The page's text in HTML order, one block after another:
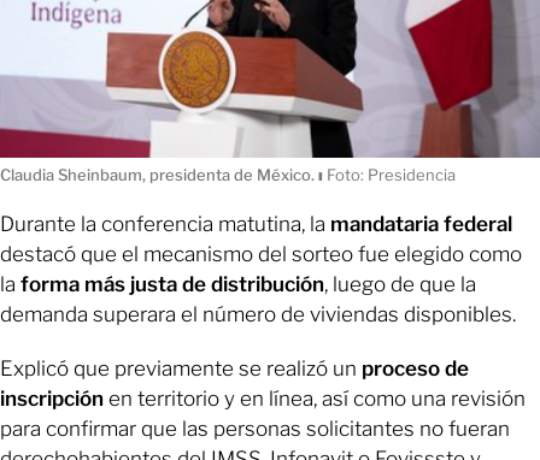
Claudia Sheinbaum, presidenta de México. ı Foto: Presidencia
Durante la conferencia matutina, la mandataria federal
destacó que el mecanismo del sorteo fue elegido como
la forma más justa de distribución, luego de que la
demanda superara el número de viviendas disponibles.
Explicó que previamente se realizó un proceso de
inscripción en territorio y en línea, así como una revisión
para confirmar que las personas solicitantes no fueran